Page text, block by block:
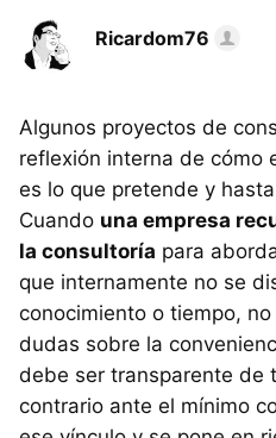
Ricardom76
Algunos proyectos de
reflexión interna de cómo
es lo que pretende y
Cuando una empresa
la consultoría para
que internamente no se
conocimiento o tiempo,
dudas sobre la
debe ser transparente de
contrario ante el mínimo